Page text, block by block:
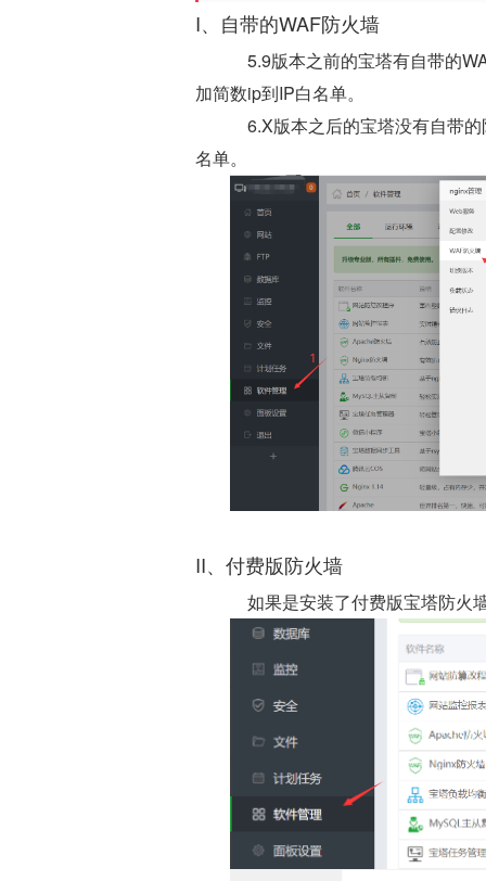
I、自带的WAF防火墙
5.9版本之前的宝塔有自带的
加简数ip到IP白名单。
6.X版本之后的宝塔没有自带
名单。
II、付费版防火墙
如果是安装了付费版宝塔防火